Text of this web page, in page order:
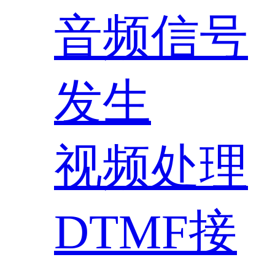
音频信号
发生
视频处理
DTMF接